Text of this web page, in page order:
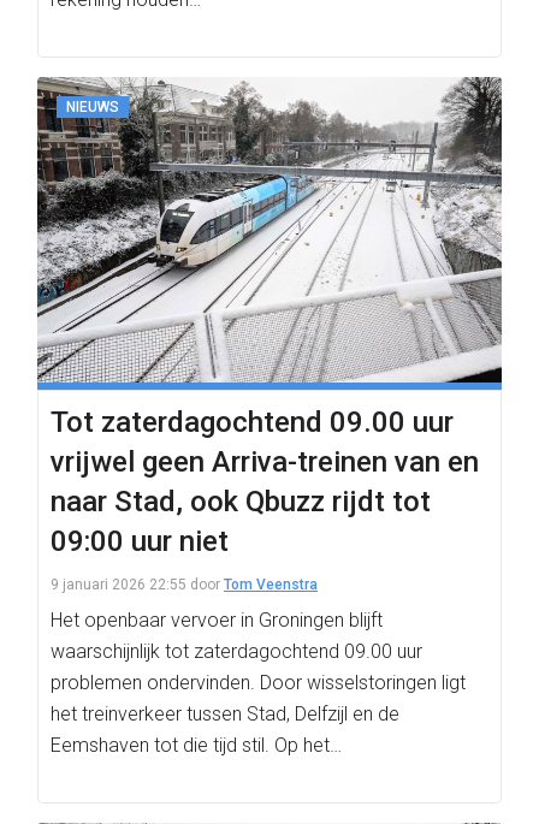
NIEUWS
Tot zaterdagochtend 09.00 uur
vrijwel geen Arriva-treinen van en
naar Stad, ook Qbuzz rijdt tot
09:00 uur niet
9 januari 2026 22:55 door Tom Veenstra
Het openbaar vervoer in Groningen blijft
waarschijnlijk tot zaterdagochtend 09.00 uur
problemen ondervinden. Door wisselstoringen ligt
het treinverkeer tussen Stad, Delfzijl en de
Eemshaven tot die tijd stil. Op het…